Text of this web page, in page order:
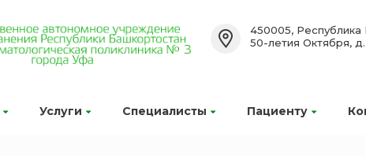
Услуги Специалисты Пациенту
450005, Республика
50-летия Октября, д.